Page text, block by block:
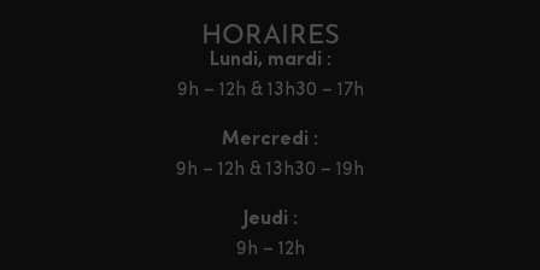
HORAIRES
Lundi, mardi :
9h – 12h & 13h30 – 17h
Mercredi :
9h – 12h & 13h30 – 19h
Jeudi :
9h – 12h